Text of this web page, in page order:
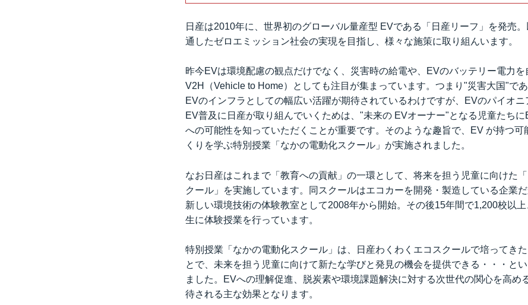
日産は2010年に、世界初のグローバル量産型 EVである「日産リーフ」を発売
通したゼロエミッション社会の実現を目指し、様々な施策に取り組んいます。
昨今EVは環境配慮の観点だけでなく、災害時の給電や、EVのバッテリー電力を
V2H（Vehicle to Home）としても注目が集まっています。つまり"災害大国"であ
EVのインフラとしての幅広い活躍が期待されているわけですが、EVのパイオニ
EV普及に日産が取り組んでいくためは、"未来の EVオーナー"となる児童たち
への可能性を知っていただくことが重要です。そのような趣旨で、EV が持つ可
くりを学ぶ特別授業「なかの電動化スクール」が実施されました。
なお日産はこれまで「教育への貢献」の一環として、将来を担う児童に向けた
クール」を実施しています。同スクールはエコカーを開発・製造している企業
新しい環境技術の体験教室として2008年から開始。その後15年間で1,200校以
生に体験授業を行っています。
特別授業「なかの電動化スクール」は、日産わくわくエコスクールで培ってき
とで、未来を担う児童に向けて新たな学びと発見の機会を提供できる・・・と
ました。EVへの理解促進、脱炭素や環境課題解決に対する次世代の関心を高め
待される主な効果となります。